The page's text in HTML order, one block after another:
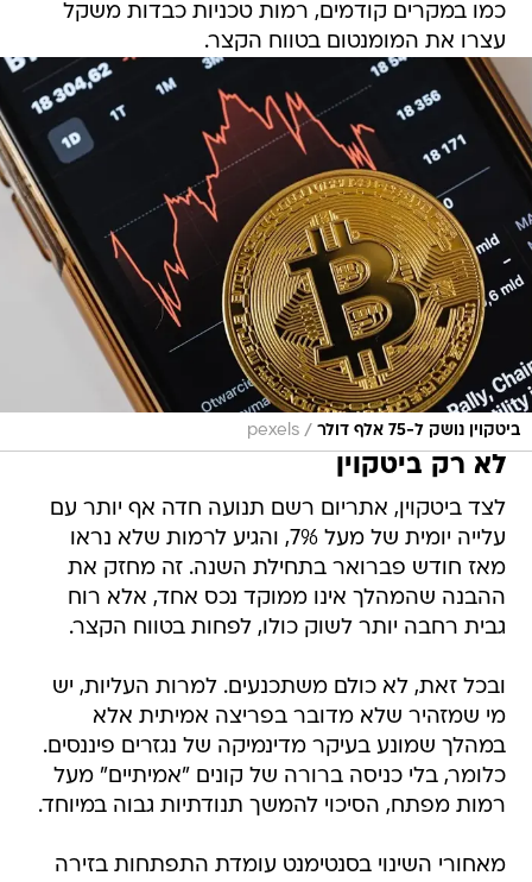
כמו במקרים קודמים, רמות טכניות כבדות משקל
עצרו את המומנטום בטווח הקצר.
ביטקוין נושק ל-75 אלף דולר /
pexels
לא רק ביטקוין
לצד ביטקוין, אתריום רשם תנועה חדה אף יותר עם
עלייה יומית של מעל 7%, והגיע לרמות שלא נראו
מאז חודש פברואר בתחילת השנה. זה מחזק את
ההבנה שהמהלך אינו ממוקד נכס אחד, אלא רוח
גבית רחבה יותר לשוק כולו, לפחות בטווח הקצר.
ובכל זאת, לא כולם משתכנעים. למרות העליות, יש
מי שמזהיר שלא מדובר בפריצה אמיתית אלא
במהלך שמונע בעיקר מדינמיקה של נגזרים פיננסים.
כלומר, בלי כניסה ברורה של קונים "אמיתיים" מעל
רמות מפתח, הסיכוי להמשך תנודתיות גבוה במיוחד.
מאחורי השינוי בסנטימנט עומדת התפתחות בזירה